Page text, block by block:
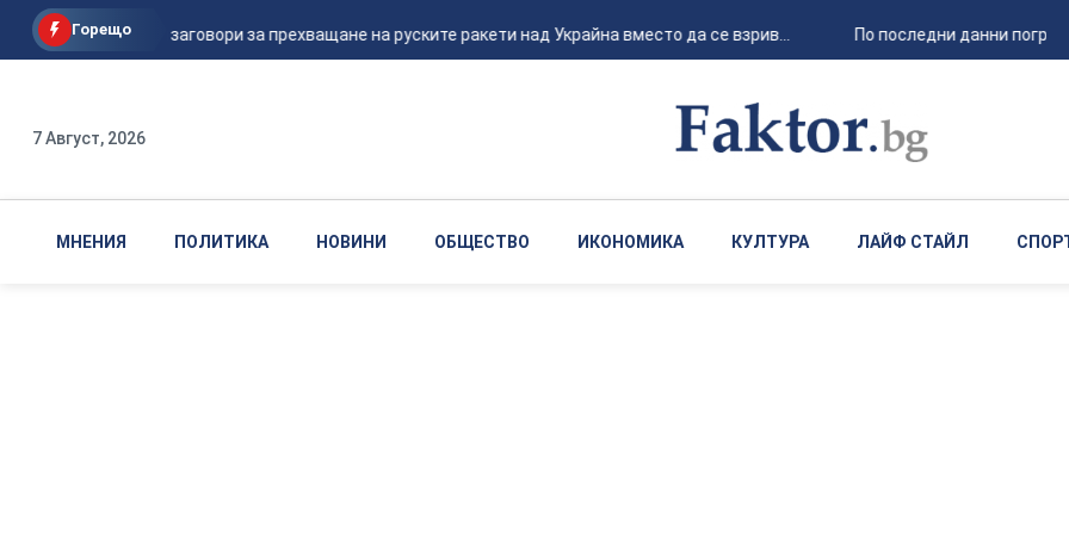
Горещо
Шикорски заговори за прехващане на руските ракети над Украйна вместо да се взрив... По последни данни
7 Август, 2026
МНЕНИЯ ПОЛИТИКА НОВИНИ ОБЩЕСТВО ИКОНОМИКА КУЛТУРА ЛАЙФ СТАЙЛ